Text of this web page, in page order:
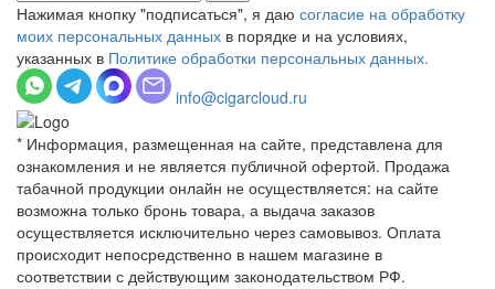
Нажимая кнопку "подписаться", я даю согласие на обработку
моих персональных данных в порядке и на условиях,
указанных в Политике обработки персональных данных.
info@cigarcloud.ru
* Информация, размещенная на сайте, представлена для
ознакомления и не является публичной офертой. Продажа
табачной продукции онлайн не осуществляется: на сайте
возможна только бронь товара, а выдача заказов
осуществляется исключительно через самовывоз. Оплата
происходит непосредственно в нашем магазине в
соответствии с действующим законодательством РФ.